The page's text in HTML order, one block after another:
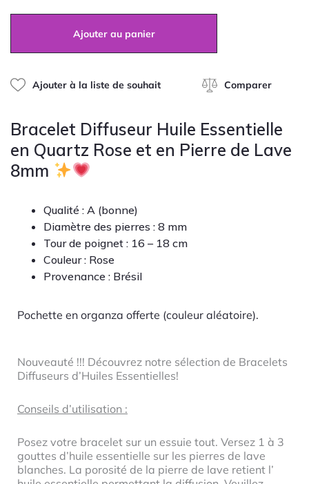
Diffuseur
en
Rose
et
Pierre
de
Lave
8mm
Ajouter au panier
Ajouter à la liste de souhait Comparer
Bracelet Diffuseur Huile Essentielle
en Quartz Rose et en Pierre de Lave
8mm
Qualité : A (bonne)
Diamètre des pierres : 8 mm
Tour de poignet : 16 – 18 cm
Couleur : Rose
Provenance : Brésil
Pochette en organza offerte (couleur aléatoire).
Nouveauté !!! Découvrez notre sélection de Bracelets
Diffuseurs d’Huiles Essentielles!
Conseils d’utilisation :
Posez votre bracelet sur un essuie tout. Versez 1 à 3
gouttes d’huile essentielle sur les pierres de lave
blanches. La porosité de la pierre de lave retient l’